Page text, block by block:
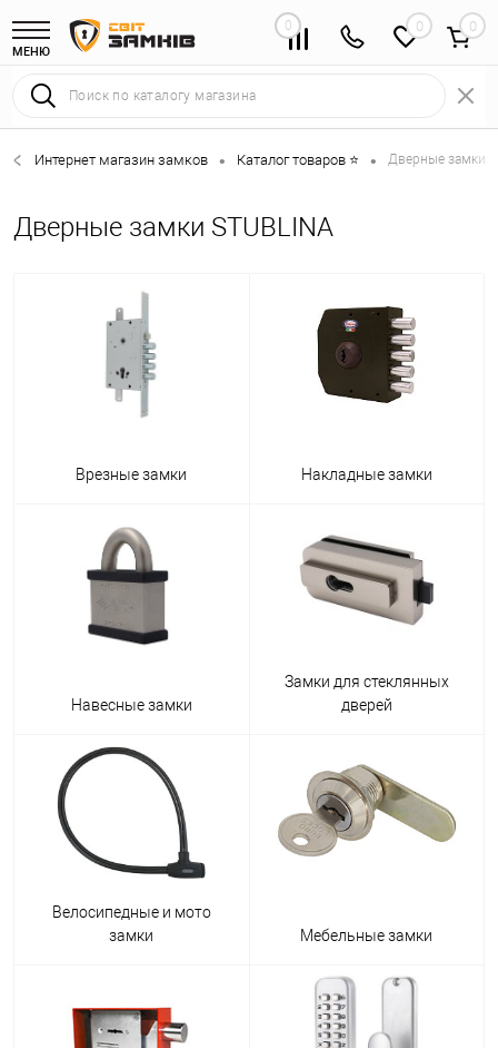
МЕНЮ
0 0
Интернет магазин замков • Каталог товаров ⭐ • Дверные замки
Дверные замки STUBLINA
Врезные замки Накладные замки
Навесные замки
Замки для стеклянных
дверей
Велосипедные и мото
замки
Мебельные замки